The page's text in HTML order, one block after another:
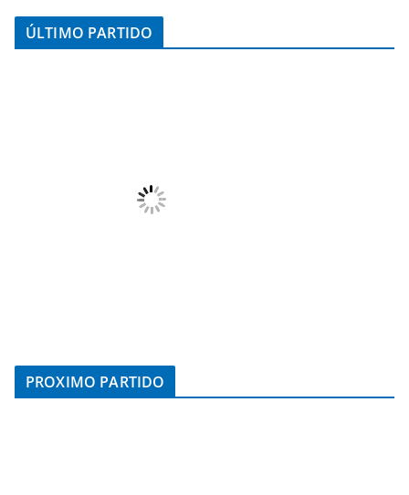
ÚLTIMO PARTIDO
PROXIMO PARTIDO